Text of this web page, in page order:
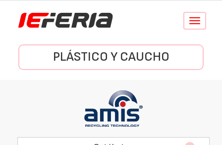
Conmutar
PLÁSTICO Y CAUCHO